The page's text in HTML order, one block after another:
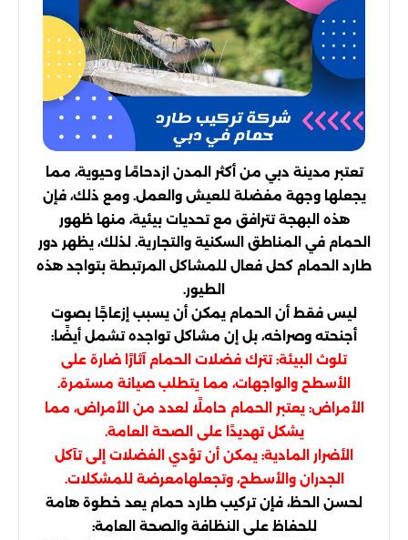
تعتبر مدينة دبي من أكثر المدن ازدحامًا وحيوية، مما
يجعلها وجهة مفضلة للعيش والعمل. ومع ذلك، فإن
هذه البهجة تترافق مع تحديات بيئية، منها ظهور
الحمام في المناطق السكنية والتجارية. لذلك، يظهر دور
طارد الحمام كحل فعال للمشاكل المرتبطة بتواجد هذه
الطيور.
ليس فقط أن الحمام يمكن أن يسبب إزعاجًا بصوت
أجنحته وصراخه، بل إن مشاكل تواجده تشمل أيضًا:
تلوث البيئة: تترك فضلات الحمام آثارًا ضارة على
الأسطح والواجهات، مما يتطلب صيانة مستمرة.
الأمراض: يعتبر الحمام حاملًا لعدد من الأمراض، مما
يشكل تهديدًا على الصحة العامة.
الأضرار المادية: يمكن أن تؤدي الفضلات إلى تآكل
الجدران والأسطح، وتجعلهامعرضة للمشكلات.
لحسن الحظ، فإن تركيب طارد حمام يعد خطوة هامة
للحفاظ على النظافة والصحة العامة: